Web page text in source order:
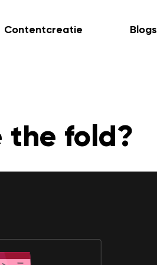
Contentcreatie Blogs
the fold?